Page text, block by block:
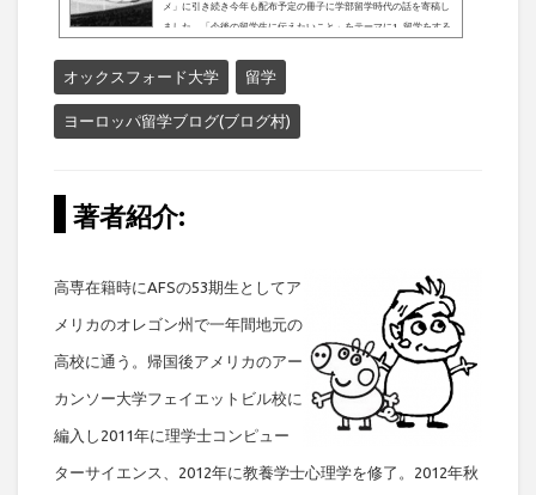
メ」に引き続き今年も配布予定の冊子に学部留学時代の話を寄稿し
ました。「今後の留学生に伝えたいこと」をテーマに1. 留学をする
する学生に伝えたいことを執筆するようにお願いされたので、以前
に書いた「大好きな先生」をベースに加筆しました。ぜひ読んでみ
てください^^探究せよ、真理こそ我らのしるべなり未だにはっきり
と覚えている幼...
オックスフォード大学 留学
ヨーロッパ留学ブログ(ブログ村)
著者紹介:
高専在籍時にAFSの53期生としてア
メリカのオレゴン州で一年間地元の
高校に通う。帰国後アメリカのアー
カンソー大学フェイエットビル校に
編入し2011年に理学士コンピュー
ターサイエンス、2012年に教養学士心理学を修了。2012年秋